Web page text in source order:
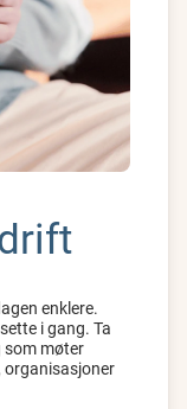
enklere.
i gang. Ta
som møter
organisasjoner